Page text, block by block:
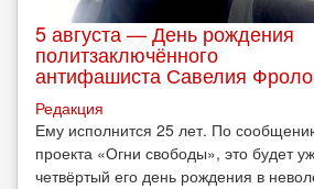
5 августа — День рождения
политзаключённого
антифашиста Савелия
Редакция
Ему исполнится 25 лет. По
проекта «Огни свободы», это будет
четвёртый его день рождения в